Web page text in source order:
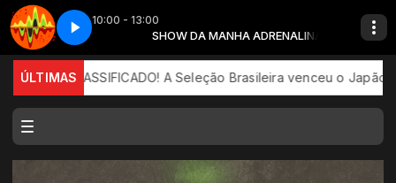
10:00 - 13:00
ADRENALINA SHOW DA MANHA ADRENALINA
da manhã - Parte 6 Adrenalina - Show da manhã - Parte 6
ÚLTIMAS
CLASSIFICADO! A Seleção Brasileira venceu o Japão